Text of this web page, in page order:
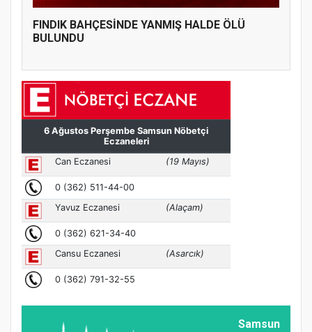
FINDIK BAHÇESİNDE YANMIŞ HALDE ÖLÜ
BULUNDU
Samsun